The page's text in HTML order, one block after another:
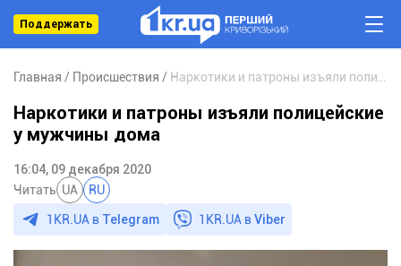
Поддержать
Главная Происшествия
Наркотики и патроны изъяли полицейские
у мужчины дома
16:04, 09 декабря 2020
Читать UA RU
1KR.UA в Telegram 1KR.UA вViber